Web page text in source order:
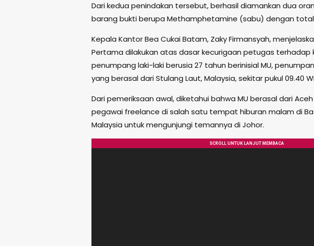
Dari kedua penindakan tersebut, berhasil diamankan dua
barang bukti berupa Methamphetamine (sabu) dengan
Kepala Kantor Bea Cukai Batam, Zaky Firmansyah,
Pertama dilakukan atas dasar kecurigaan petugas terhadap
penumpang laki-laki berusia 27 tahun berinisial MU,
yang berasal dari Stulang Laut, Malaysia, sekitar pukul 09.40
Dari pemeriksaan awal, diketahui bahwa MU berasal dari
pegawai freelance di salah satu tempat hiburan malam di
Malaysia untuk mengunjungi temannya di Johor.